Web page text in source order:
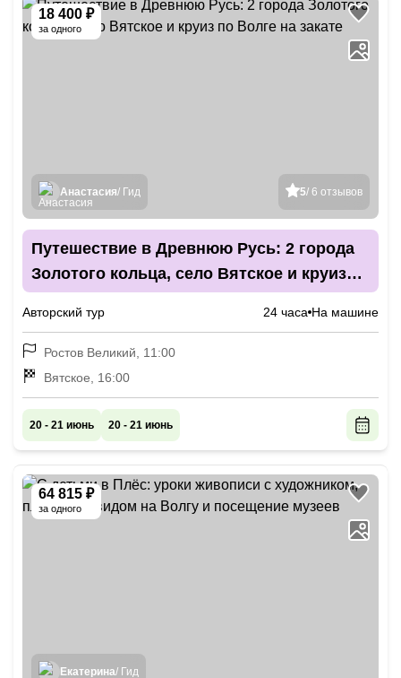
18 400 ₽
за одного
5/ 6 отзывов
Анастасия/ Гид
Путешествие в Древнюю Русь: 2 города
Золотого кольца, село Вятское и круиз
Авторский тур 24 часа На машине
Ростов Великий, 11:00
Вятское, 16:00
20 - 21 июнь 20 - 21 июнь
64 815 ₽
за одного
Екатерина/ Гид